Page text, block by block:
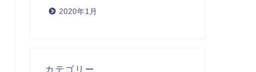
2020年1月
カテゴリー